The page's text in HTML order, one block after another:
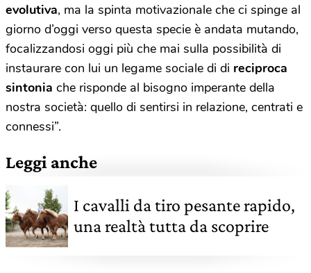
evolutiva, ma la spinta motivazionale che ci spinge al
giorno d’oggi verso questa specie è andata mutando,
focalizzandosi oggi più che mai sulla possibilità di
instaurare con lui un legame sociale di di reciproca
sintonia che risponde al bisogno imperante della
nostra società: quello di sentirsi in relazione, centrati e
connessi”.
Leggi anche
I cavalli da tiro pesante rapido,
una realtà tutta da scoprire